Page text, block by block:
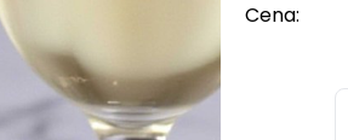
Cena: